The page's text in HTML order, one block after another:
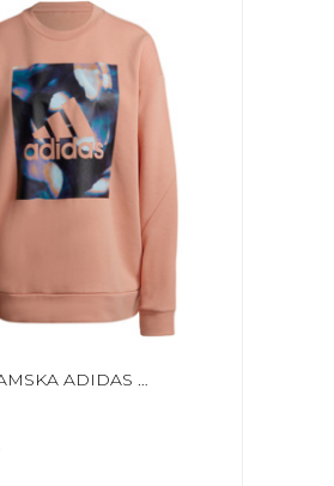
BLUZA DAMSKA ADIDAS YOUFORYOU SWEATSHIRT MORELOWA HA2431